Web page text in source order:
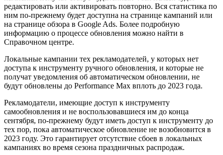
редактировать или активировать повторно. Вся статистика по
ним по-прежнему будет доступна на странице кампаний или
на странице обзора в Google Ads. Более подробную
информацию о процессе обновления можно найти в
Справочном центре.
Локальные кампании тех рекламодателей, у которых нет
доступа к инструменту ручного обновления, и которые не
получат уведомления об автоматическом обновлении, не
будут обновлены до Performance Max вплоть до 2023 года.
Рекламодатели, имеющие доступ к инструменту
самообновления и не воспользовавшиеся им до конца
сентября, по-прежнему будут иметь доступ к инструменту до
тех пор, пока автоматическое обновление не возобновится в
2023 году. Это гарантирует отсутствие сбоев в локальных
кампаниях во время сезона праздничных распродаж.